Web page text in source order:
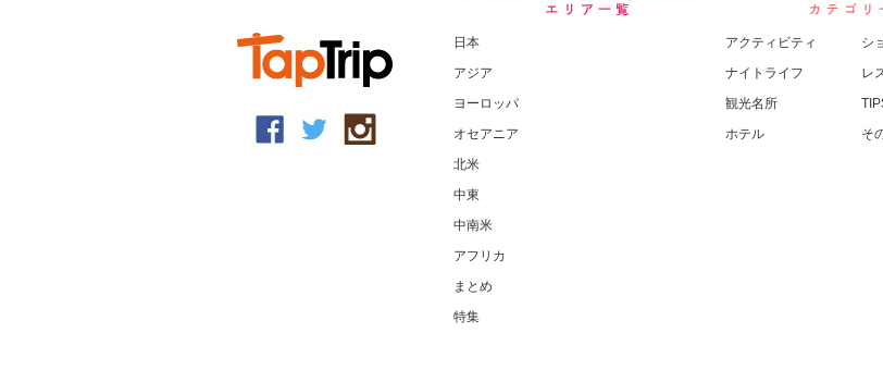
日本
アジア
ヨーロッパ
オセアニア
北米
中東
中南米
アフリカ
まとめ
特集
アクティビティ
ナイトライフ
観光名所
ホテル
シ
レ
そ